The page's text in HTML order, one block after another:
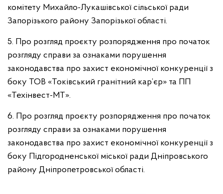
комітету Михайло-Лукашівської сільської ради
Запорізького району Запорізької області.
5. Про розгляд проєкту розпорядження про початок
розгляду справи за ознаками порушення
законодавства про захист економічної конкуренції з
боку ТОВ «Токівський гранітний кар’єр» та ПП
«Техінвест-МТ».
6. Про розгляд проєкту розпорядження про початок
розгляду справи за ознаками порушення
законодавства про захист економічної конкуренції з
боку Підгородненської міської ради Дніпровського
району Дніпропетровської області.